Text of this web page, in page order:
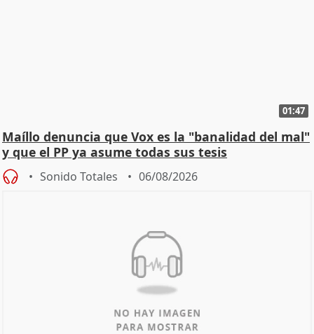
01:47
Maíllo denuncia que Vox es la "banalidad del mal"
y que el PP ya asume todas sus tesis
Sonido Totales 06/08/2026